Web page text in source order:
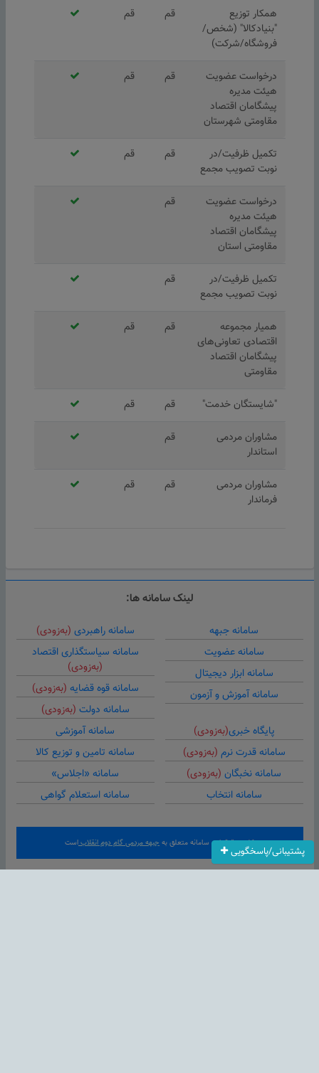
همکار توزیع
"بنیادکالا" (شخص/
فروشگاه/شرکت)
قم قم
درخواست عضویت
هیئت مدیره
پیشگامان اقتصاد
مقاومتی شهرستان
قم قم
تکمیل ظرفیت/در
نوبت تصویب مجمع
قم قم
درخواست عضویت
هیئت مدیره
پیشگامان اقتصاد
مقاومتی استان
قم
تکمیل ظرفیت/در
نوبت تصویب مجمع
قم
همیار مجموعه
اقتصادی تعاونی‌های
پیشگامان اقتصاد
مقاومتی
قم قم
"شایستگان خدمت" قم قم
مشاوران مردمی
استاندار
قم
مشاوران مردمی
فرماندار
قم قم
پشتیبانی/پاسخگویی
لینک سامانه ها:
سامانه جبهه
سامانه عضویت
سامانه ابزار دیجیتال
سامانه آموزش و آزمون
سامانه راهبردی (به‌زودی)
سامانه سیاستگذاری اقتصاد
(به‌زودی)
سامانه قوه قضایه (به‌زودی)
سامانه دولت (به‌زودی)
پایگاه خبری(به‌زودی)
سامانه قدرت نرم (به‌زودی)
سامانه نخبگان (به‌زودی)
سامانه انتخاب
سامانه آموزشی
سامانه تامین و توزیع کالا
سامانه «اجلاس»
سامانه استعلام گواهی
کلیه حقوق این سامانه متعلق به جبهه مردمی گام دوم انقلاباست